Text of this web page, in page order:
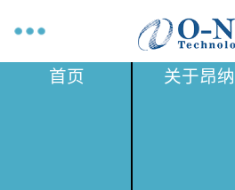
首页 关于昂纳